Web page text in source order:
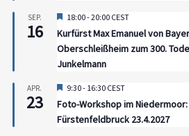
SEP.
16
Hervorgehoben
18:00-20:00 CEST
Kurfürst Max Emanuel von
Oberschleißheim zum 300.
Junkelmann
APR.
23
Hervorgehoben
9:30- 16:30 CEST
Foto-Workshop im
Fürstenfeldbruck 23.4.2027